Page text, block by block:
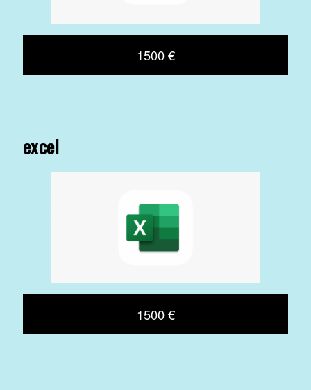
1500 €
excel
1500 €